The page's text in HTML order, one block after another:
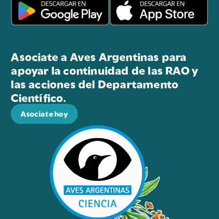
Asociate a Aves Argentinas para
apoyar la continuidad de las RAO y
las acciones del Departamento
Científico.
Asociate hoy